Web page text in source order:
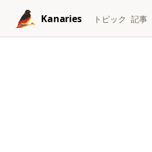
Skip to content
Kanaries
トピック 記事